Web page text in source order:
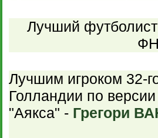
Лучший футболист
Лучшим игроком 32-
Голландии по
"Аякса" - Грегори